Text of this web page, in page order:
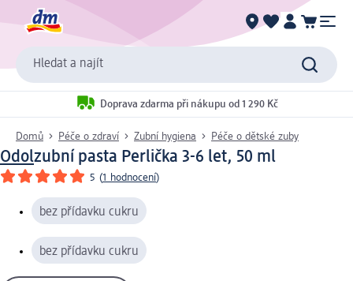
Hledat a najít
Doprava zdarma při nákupu od 1 290 Kč
Domů Péče o zdraví Zubní hygiena Péče o dětské zuby
Odolzubní pasta Perlička 3-6 let, 50 ml
5 (1 hodnocení)
bez přídavku cukru
bez přídavku cukru